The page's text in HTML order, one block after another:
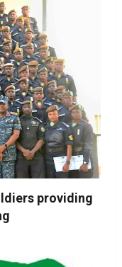
providing